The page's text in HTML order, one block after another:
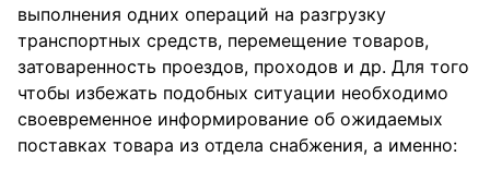
выполнения одних операций на разгрузку
транспортных средств, перемещение товаров,
затоваренность проездов, проходов и др. Для того
чтобы избежать подобных ситуации необходимо
своевременное информирование об ожидаемых
поставках товара из отдела снабжения, а именно: